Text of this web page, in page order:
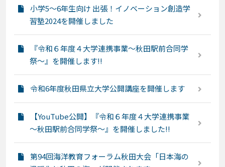
小学5～6年生向け 出張！イノベーション創造学
習塾2024を開催しました
『令和６年度４大学連携事業～秋田駅前合同学
祭～』を開催します!!
令和6年度秋田県立大学公開講座を開催します
【YouTube公開】『令和６年度４大学連携事業
～秋田駅前合同学祭～』を開催しました!!
第94回海洋教育フォーラム秋田大会「日本海の